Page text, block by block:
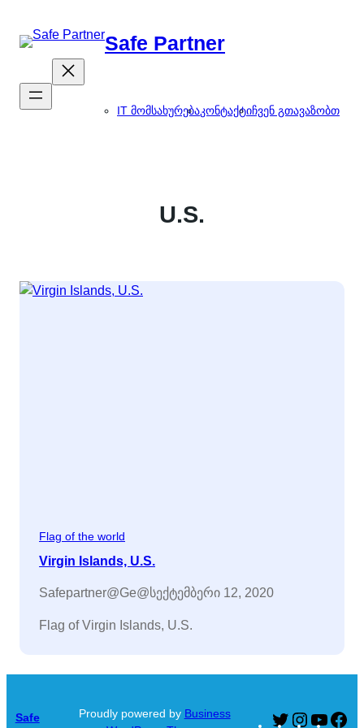
გადასვლა
Safe Partner
IT მომსახურებაკონტაქტიჩვენ გთავაზობთ
U.S.
Flag of the world
Virgin Islands, U.S.
Safepartner@ge@სექტემბერი 12, 2020
Flag of Virgin Islands, U.S.
Safe
Proudly powered by Business
TwitterInstagram